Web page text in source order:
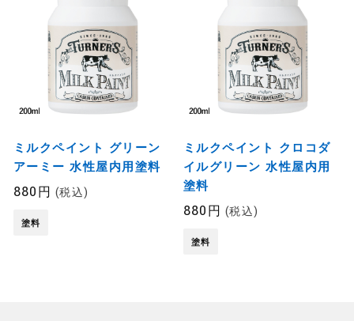
ミルクペイント グリーン
アーミー 水性屋内用塗料
880円 (税込)
塗料
ミルクペイント クロコダ
イルグリーン 水性屋内用
塗料
880円 (税込)
塗料